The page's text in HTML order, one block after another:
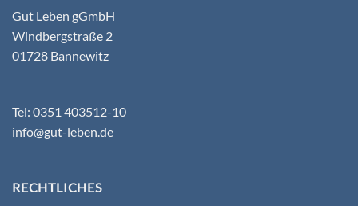
Gut Leben gGmbH
Windbergstraße 2
01728 Bannewitz
Tel: 0351 403512-10
info@gut-leben.de
RECHTLICHES